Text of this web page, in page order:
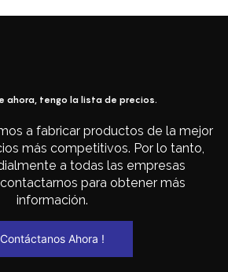
ahora, tengo la lista de precios.
a fabricar productos de la mejor
más competitivos. Por lo tanto,
a todas las empresas
para obtener más
información.
Contáctanos Ahora !